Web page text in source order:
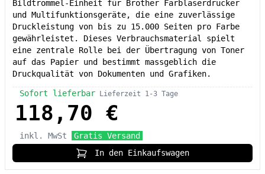
Bildtrommel-Einheit für Brother Farblaserdrucker
und Multifunktionsgeräte, die eine zuverlässige
Druckleistung von bis zu 15.000 Seiten pro Farbe
gewährleistet. Dieses Verbrauchsmaterial spielt
eine zentrale Rolle bei der Übertragung von Toner
auf das Papier und bestimmt massgeblich die
Druckqualität von Dokumenten und Grafiken.
Sofort lieferbar Lieferzeit 1-3 Tage
118,70 €
inkl. MwSt
Gratis Versand
In den Einkaufswagen